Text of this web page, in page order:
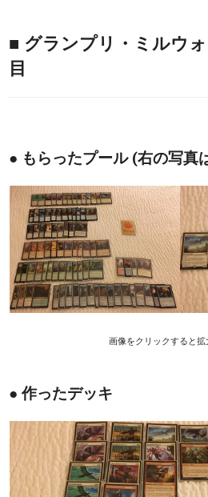
■ グランプリ・ミルウ
目
● もらったプール (右の写真
画像をクリックすると拡
● 作ったデッキ